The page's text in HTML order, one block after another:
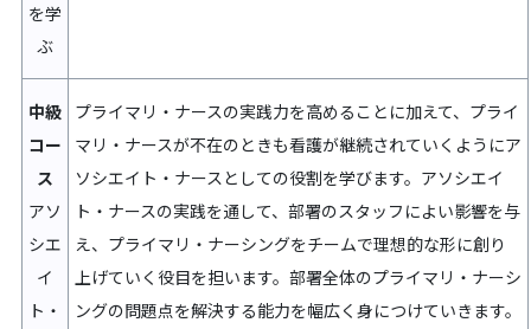
を学
ぶ
中級
コー
ス
アソ
シエ
イ
ト・
プライマリ・ナースの実践力を高めることに加えて、プライ
マリ・ナースが不在のときも看護が継続されていくようにア
ソシエイト・ナースとしての役割を学びます。アソシエイ
ト・ナースの実践を通して、部署のスタッフによい影響を与
え、プライマリ・ナーシングをチームで理想的な形に創り
上げていく役目を担います。部署全体のプライマリ・ナーシ
ングの問題点を解決する能力を幅広く身につけていきます。